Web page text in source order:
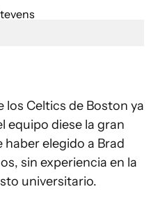
los Celtics de Boston ya
equipo diese la gran
elegido a Brad
sin experiencia en la
universitario.